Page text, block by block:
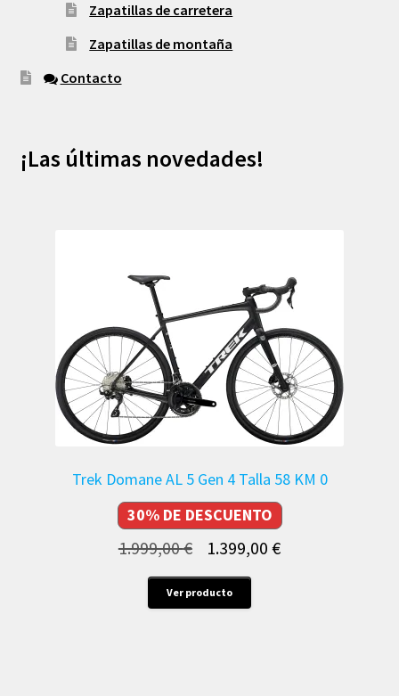
Zapatillas de carretera
Zapatillas de montaña
Contacto
¡Las últimas novedades!
Trek Domane AL 5 Gen 4 Talla 58 KM 0
30% DE DESCUENTO
1.999,00€
El
precio
original
1.399,00€El
Ver producto
producto